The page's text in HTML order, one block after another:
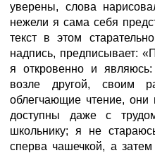
уверены, слова
нежели я сама себя
текст в этом
надпись, предписывает:
я откровенно и
возле другой, своим
облегчающие чтение,
доступны даже с
школьнику; я не
сперва чашечкой, а